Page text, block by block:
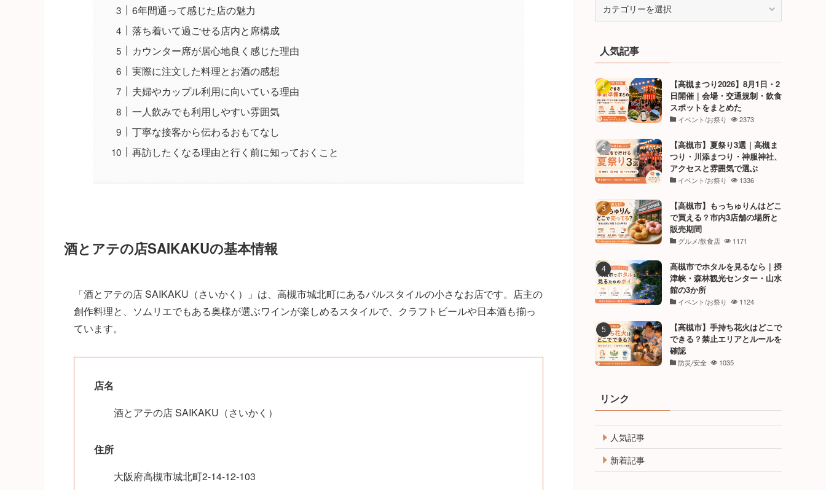
6年間通って感じた店の魅力
落ち着いて過ごせる店内と席構成
カウンター席が居心地良く感じた理由
実際に注文した料理とお酒の感想
夫婦やカップル利用に向いている理由
一人飲みでも利用しやすい雰囲気
丁寧な接客から伝わるおもてなし
再訪したくなる理由と行く前に知っておくこと
酒とアテの店SAIKAKUの基本情報
「酒とアテの店 SAIKAKU（さいかく）」は、高槻市城北町にあるバルスタイルの小さなお店です。店主の
創作料理と、ソムリエでもある奥様が選ぶワインが楽しめるスタイルで、クラフトビールや日本酒も揃っ
ています。
店名
酒とアテの店 SAIKAKU（さいかく）
住所
大阪府高槻市城北町2-14-12-103
ー人気記事
【高槻まつり2026】8月1日・2
日開催｜会場・交通規制・飲食
スポットをまとめた
イベント/お祭り 2373
【高槻市】夏祭り3選｜高槻ま
つり・川添まつり・神服神社、
アクセスと雰囲気で選ぶ
イベント/お祭り 1336
【高槻市】もっちゅりんはどこ
で買える？市内3店舗の場所と
販売期間
グルメ/飲食店 1171
高槻市でホタルを見るなら｜摂
津峡・森林観光センター・山水
館の3か所
イベント/お祭り 1124
【高槻市】手持ち花火はどこで
できる？禁止エリアとルールを
確認
防災/安全 1035
リンク
人気記事
新着記事